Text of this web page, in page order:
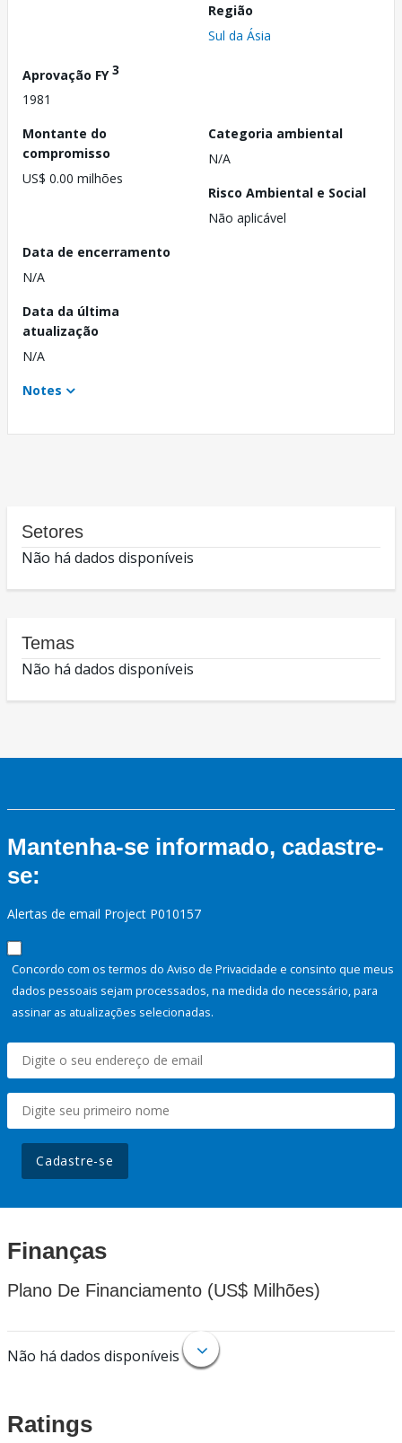
Região
Sul da Ásia
Aprovação FY3
1981
Montante do
compromisso
US$ 0.00 milhões
Categoria ambiental
N/A
Risco Ambiental e Social
Não aplicável
Data de encerramento
N/A
Data da última
atualização
N/A
Notes
Setores
Não há dados disponíveis
Temas
Não há dados disponíveis
Mantenha-se informado, cadastre-
se:
Alertas de email Project P010157
Concordo com os termos do Aviso de Privacidade e consinto que meus
dados pessoais sejam processados, na medida do necessário, para
assinar as atualizações selecionadas.
Cadastre-se
Finanças
Plano De Financiamento (US$ Milhões)
Não há dados disponíveis
Ratings